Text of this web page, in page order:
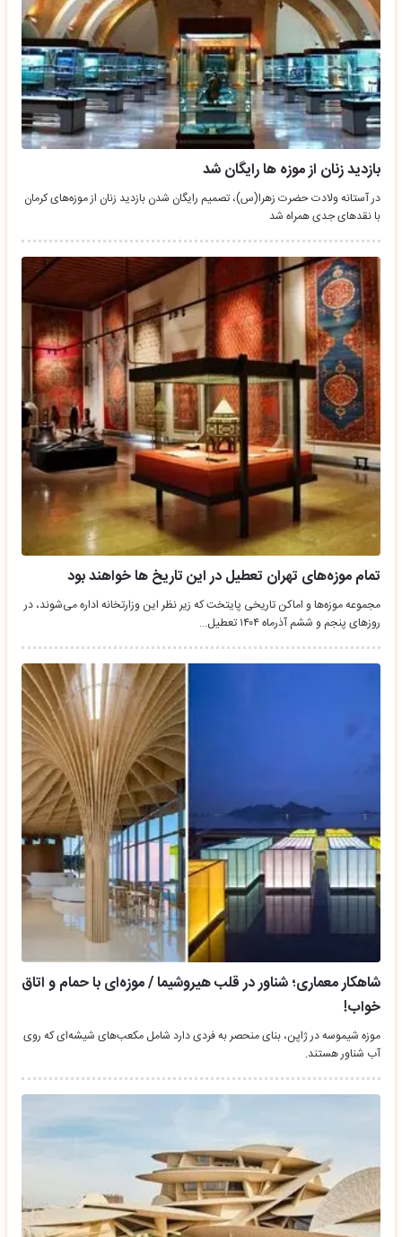
بازدید زنان از موزه ها رایگان شد
در آستانه ولادت حضرت زهرا(س)، تصمیم رایگان شدن بازدید زنان از موزه‌های کرمان
با نقدهای جدی همراه شد
تمام موزه‌های تهران تعطیل در این تاریخ ها خواهند بود
مجموعه موزه‌ها و اماکن تاریخی پایتخت که زیر نظر این وزارتخانه اداره می‌شوند، در
روزهای پنجم و ششم آذرماه ۱۴۰۴ تعطیل…
شاهکار معماری؛ شناور در قلب هیروشیما / موزه‌ای با حمام و اتاق
خواب!
موزه شیموسه در ژاپن، بنای منحصر به فردی دارد شامل مکعب‌های شیشه‌ای که روی
آب شناور هستند.